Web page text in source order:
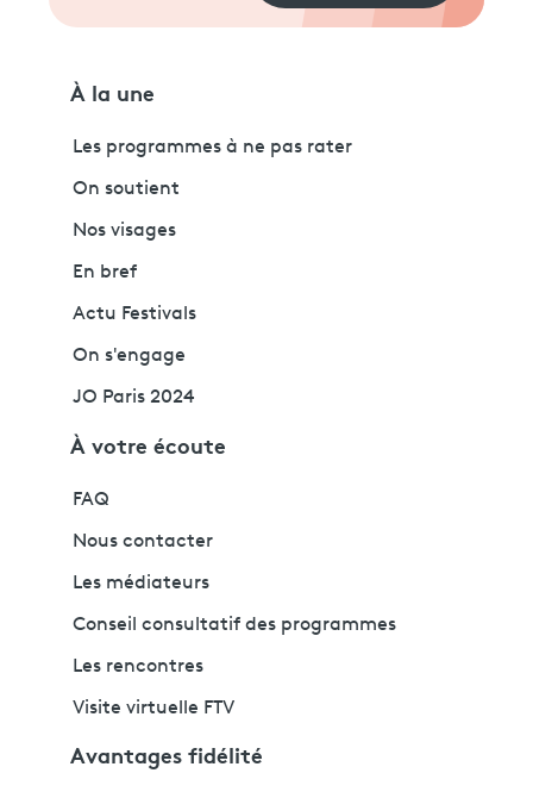
À la une
Les programmes à ne pas rater
On soutient
Nos visages
En bref
Actu Festivals
On s'engage
JO Paris 2024
À votre écoute
FAQ
Nous contacter
Les médiateurs
Conseil consultatif des programmes
Les rencontres
Visite virtuelle FTV
Avantages fidélité